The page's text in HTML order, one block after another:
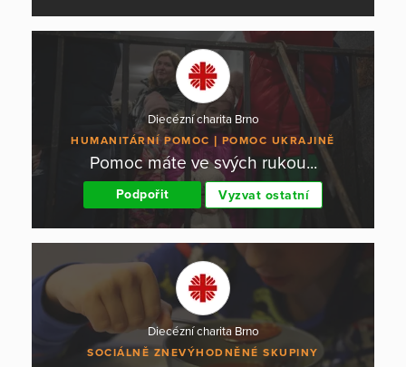
Diecézní charita Brno
HUMANITÁRNÍ POMOC POMOC UKRAJINĚ
Pomoc máte ve svých rukou...
Podpořit Vyzvat ostatní
Diecézní charita Brno
SOCIÁLNĚ ZNEVÝHODNĚNÉ SKUPINY